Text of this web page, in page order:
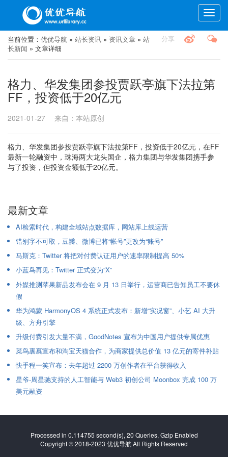
Toggle
分享
当前位置： 优优导航 » 站长资讯 » 资讯文章 » 站
长新闻 » 文章详细
格力、华发集团参投贾跃亭旗下法拉第
FF，投资低于20亿元
2021-01-27 来自：本站原创
格力、华发集团参投贾跃亭旗下法拉第FF，投资低于20亿元，在FF
最新一轮融资中，珠海两大龙头国企，格力集团与华发集团携手参
与了投资，但投资金额低于20亿元。
最新文章
AI检索时代，构建全域站点数据库，网站库上线运营
错别字不可取，豆瓣、微博已将“帐号”更改为“账号”
马斯克：Twitter 将把对付费认证用户的速率限制提高 50%
小蓝鸟再见：Twitter 正式变为“X”
外媒推测苹果新品发布会在 9 月 13 日举行，运营商已告知员工不要休
假
华为鸿蒙 HarmonyOS 4 系统正式发布：新增“实况窗”、小艺 AI 大升
级、方舟引擎
升级付费引发大量不满，GoodNotes 宣布为中国用户提供专属优惠
菜鸟裹裹宣布和淘宝天猫合作，为商家提供总价值 13 亿元的寄件补贴
快手程一笑宣布：去年超过 2200 万创作者在平台获得收入
星爷-周星驰支持的人工智能与 Web3 初创公司 Moonbox 完成 100 万
美元融资
Processed in 0.114755 second(s), 20 Queries, Gzip Enabled
Copyright © 2018-2023 优优导航 All Rights Reserved